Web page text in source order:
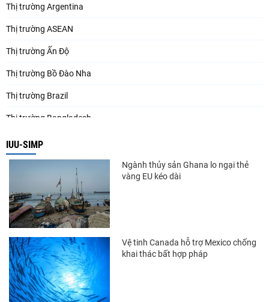
Thị trường Argentina
Thị trường ASEAN
Thị trường Ấn Độ
Thị trường Bồ Đào Nha
Thị trường Brazil
Thị trường Bangladesh
Thị trường Chile
Thị trường Canada
Thị trường Ecuador
Thị trường EU
Thị trường Indonesia
Thị trường Mexico
Thị trường Mỹ
Thị trường Nga
IUU-SIMP
Ngành thủy sản Ghana lo ngại thẻ
vàng EU kéo dài
Vệ tinh Canada hỗ trợ Mexico chống
khai thác bất hợp pháp